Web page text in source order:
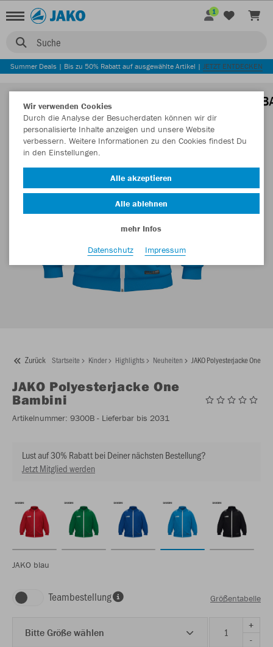
Suche
1
Summer Deals | Bis zu 50% Rabatt auf ausgewählte Artikel | JETZT ENTDECKEN
Zurück Startseite Kinder Highlights Neuheiten JAKO Polyesterjacke One
JAKO Polyesterjacke One
Bambini
Artikelnummer: 9300B - Lieferbar bis 2031
Lust auf 30% Rabatt bei Deiner nächsten Bestellung?
Jetzt Mitglied werden
JAKO blau
Teambestellung Größentabelle
Bitte Größe wählen
+
-
Wir verwenden Cookies
Durch die Analyse der Besucherdaten können wir dir
personalisierte Inhalte anzeigen und unsere Website
verbessern. Weitere Informationen zu den Cookies findest Du
in den Einstellungen.
Alle akzeptieren
Alle ablehnen
mehr Infos
Datenschutz
Impressum